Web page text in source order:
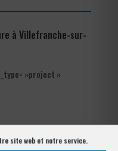
site web et notre service.
à Villefranche-sur-
»project »